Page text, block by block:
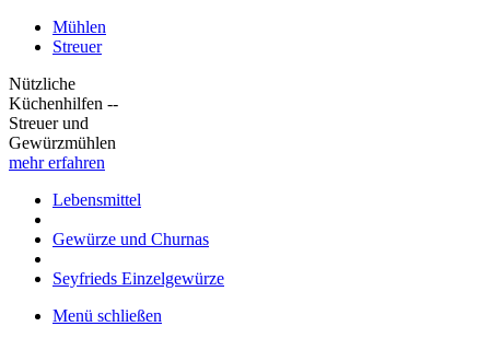
Mühlen
Streuer
Nützliche
Küchenhilfen --
Streuer und
Gewürzmühlen
mehr erfahren
Lebensmittel
Gewürze und Churnas
Seyfrieds Einzelgewürze
Menü schließen